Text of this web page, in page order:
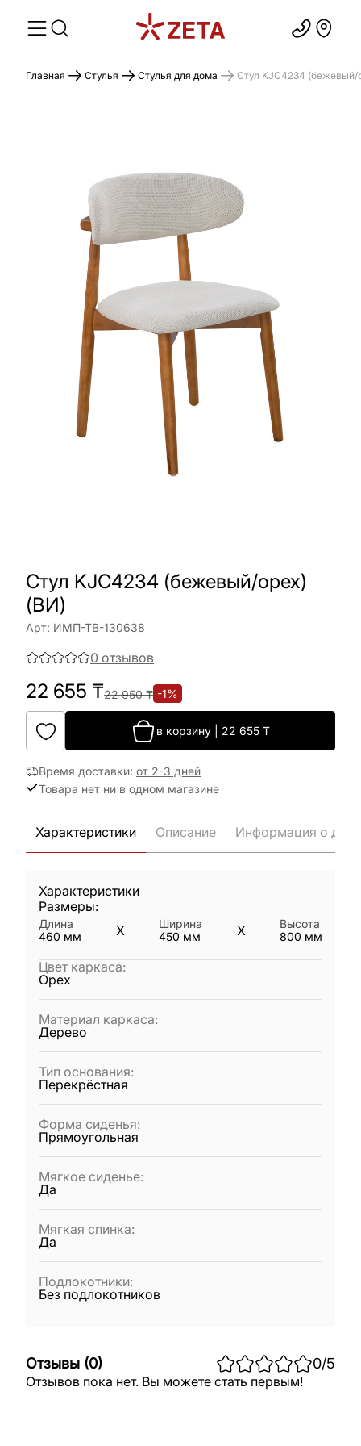
Главная Стулья Стулья для дома Стул KJC4234 (бежевый/
Стул KJC4234 (бежевый/орех)
(ВИ)
Арт: ИМП-ТВ-130638
0 отзывов
22 655 ₸22 950₸ -1%
в корзину 22 655 ₸
Время доставки: от 2-3 дней
Товара нет ни в одном магазине
Характеристики Описание Информация о
Характеристики
Размеры:
Длина
460 мм X
Ширина
450 мм X
Высота
800 мм
Цвет каркаса:
Орех
Материал каркаса:
Дерево
Тип основания:
Перекрёстная
Форма сиденья:
Прямоугольная
Мягкое сиденье:
Да
Мягкая спинка:
Да
Подлокотники:
Без подлокотников
Отзывы (0) 0/5
Отзывов пока нет. Вы можете стать первым!